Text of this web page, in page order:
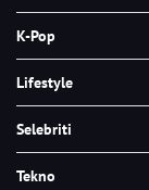
K-Pop
Lifestyle
Selebriti
Tekno